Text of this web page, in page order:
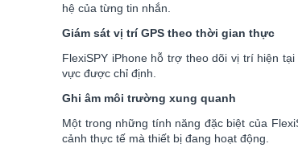
hệ của từng tin nhắn.
Giám sát vị trí GPS theo thời gian thực
FlexiSPY iPhone hỗ trợ theo dõi vị trí hiện
vực được chỉ định.
Ghi âm môi trường xung quanh
Một trong những tính năng đặc biệt của
cảnh thực tế mà thiết bị đang hoạt động.